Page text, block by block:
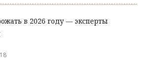
в 2026 году — эксперты